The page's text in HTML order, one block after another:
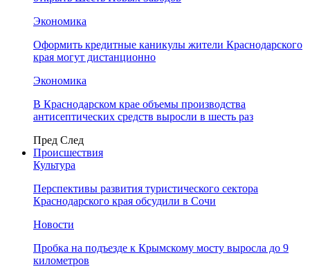
Экономика
Оформить кредитные каникулы жители Краснодарского
края могут дистанционно
Экономика
В Краснодарском крае объемы производства
антисептических средств выросли в шесть раз
Пред След
Происшествия
Культура
Перспективы развития туристического сектора
Краснодарского края обсудили в Сочи
Новости
Пробка на подъезде к Крымскому мосту выросла до 9
километров